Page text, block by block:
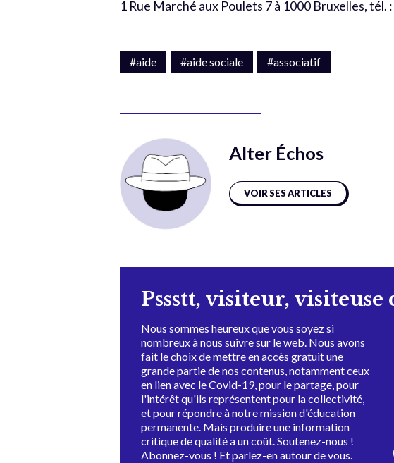
1 Rue Marché aux Poulets 7 à 1000 Bruxelles, tél.
#aide #aide sociale #associatif
Alter Échos
VOIR SES ARTICLES
Pssstt, visiteur, visiteuse
Nous sommes heureux que vous soyez si
nombreux à nous suivre sur le web. Nous avons
fait le choix de mettre en accès gratuit une
grande partie de nos contenus, notamment ceux
en lien avec le Covid-19, pour le partage, pour
l'intérêt qu'ils représentent pour la collectivité,
et pour répondre à notre mission d'éducation
permanente. Mais produire une information
critique de qualité a un coût. Soutenez-nous !
Abonnez-vous ! Et parlez-en autour de vous.